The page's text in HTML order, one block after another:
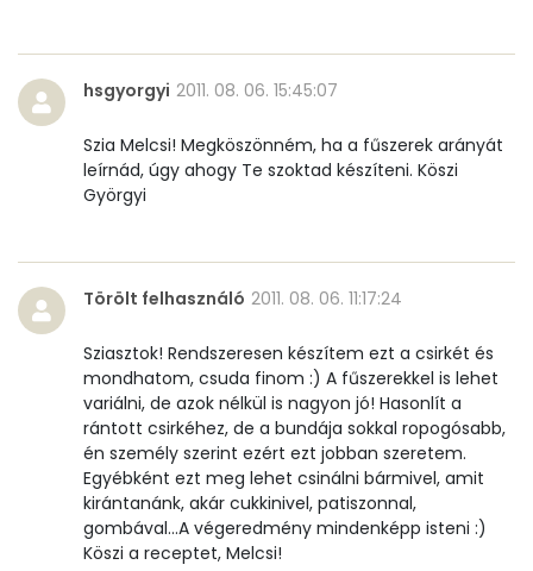
Tiamin - B1 vitamin:
0 mg
Niacin - B3 vitamin:
6 mg
Retinol - A vitamin:
44 micro
α-karotin
0 micro
β-karotin
0 micro
β-crypt
hsgyorgyi 2011. 08. 06. 15:45:07
Szia Melcsi! Megköszönném, ha a fűszerek arányát
leírnád, úgy ahogy Te szoktad készíteni. Köszi
Györgyi
Törölt felhasználó 2011. 08. 06. 11:17:24
Sziasztok! Rendszeresen készítem ezt a csirkét és
mondhatom, csuda finom :) A fűszerekkel is lehet
variálni, de azok nélkül is nagyon jó! Hasonlít a
rántott csirkéhez, de a bundája sokkal ropogósabb,
én személy szerint ezért ezt jobban szeretem.
Egyébként ezt meg lehet csinálni bármivel, amit
kirántanánk, akár cukkinivel, patiszonnal,
gombával...A végeredmény mindenképp isteni :)
Köszi a receptet, Melcsi!